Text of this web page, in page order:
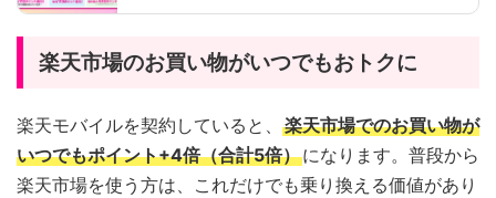
楽天市場のお買い物がいつでもおトクに
楽天モバイルを契約していると、 楽天市場でのお買い物が
いつでもポイント+4倍（合計5倍）になります。普段から
楽天市場を使う方は、これだけでも乗り換える価値があり